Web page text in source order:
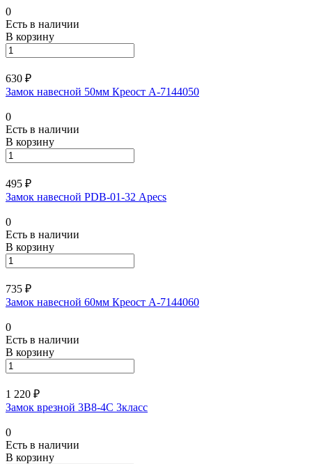
0
Есть в наличии
В корзину
630 ₽
Замок навесной 50мм Креост А-7144050
0
Есть в наличии
В корзину
495 ₽
Замок навесной PDВ-01-32 Apecs
0
Есть в наличии
В корзину
735 ₽
Замок навесной 60мм Креост А-7144060
0
Есть в наличии
В корзину
1 220 ₽
Замок врезной 3В8-4С 3класс
0
Есть в наличии
В корзину